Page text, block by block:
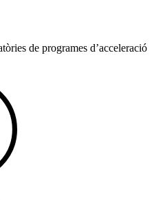
de programes d’acceleració